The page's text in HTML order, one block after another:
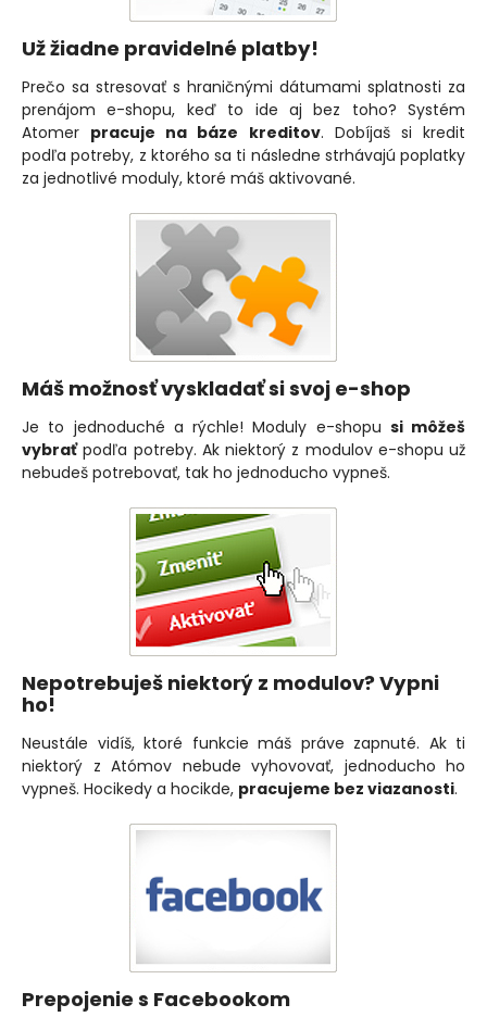
Už žiadne pravidelné platby!
Prečo sa stresovať s hraničnými dátumami splatnosti za
prenájom e-shopu, keď to ide aj bez toho? Systém
Atomer pracuje na báze kreditov. Dobíjaš si kredit
podľa potreby, z ktorého sa ti následne strhávajú poplatky
za jednotlivé moduly, ktoré máš aktivované.
Máš možnosť vyskladať si svoj e-shop
Je to jednoduché a rýchle! Moduly e-shopu si môžeš
vybraťpodľa potreby. Ak niektorý z modulov e-shopu už
nebudeš potrebovať, tak ho jednoducho vypneš.
Nepotrebuješ niektorý z modulov? Vypni
ho!
Neustále vidíš, ktoré funkcie máš práve zapnuté. Ak ti
niektorý z Atómov nebude vyhovovať, jednoducho ho
vypneš. Hocikedy a hocikde, pracujeme bez viazanosti.
Prepojenie s Facebookom